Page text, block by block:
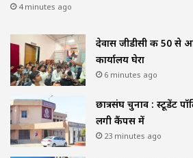
4 minutes ago
देवास जीडीसी की 50 से
कार्यालय घेरा
6 minutes ago
छात्रसंघ चुनाव : स्टूडेंट
लगी कैंपस में
23 minutes ago